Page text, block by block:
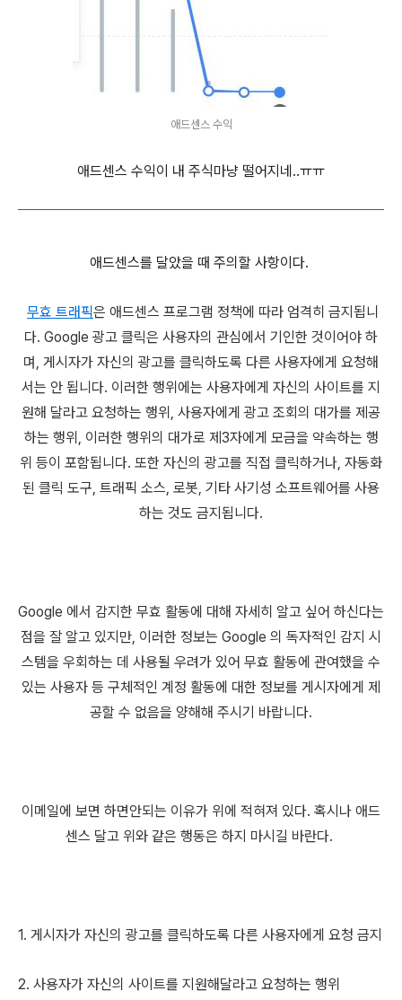
애드센스 수익
애드센스 수익이 내 주식마냥 떨어지네..ㅠㅠ
애드센스를 달았을 때 주의할 사항이다.
무효 트래픽은 애드센스 프로그램 정책에 따라 엄격히 금지됩니
다. Google 광고 클릭은 사용자의 관심에서 기인한 것이어야 하
며, 게시자가 자신의 광고를 클릭하도록 다른 사용자에게 요청해
서는 안 됩니다. 이러한 행위에는 사용자에게 자신의 사이트를 지
원해 달라고 요청하는 행위, 사용자에게 광고 조회의 대가를 제공
하는 행위, 이러한 행위의 대가로 제3자에게 모금을 약속하는 행
위 등이 포함됩니다. 또한 자신의 광고를 직접 클릭하거나, 자동화
된 클릭 도구, 트래픽 소스, 로봇, 기타 사기성 소프트웨어를 사용
하는 것도 금지됩니다.
Google 에서 감지한 무효 활동에 대해 자세히 알고 싶어 하신다는
점을 잘 알고 있지만, 이러한 정보는 Google 의 독자적인 감지 시
스템을 우회하는 데 사용될 우려가 있어 무효 활동에 관여했을 수
있는 사용자 등 구체적인 계정 활동에 대한 정보를 게시자에게 제
공할 수 없음을 양해해 주시기 바랍니다.
이메일에 보면 하면안되는 이유가 위에 적혀져 있다. 혹시나 애드
센스 달고 위와 같은 행동은 하지 마시길 바란다.
1. 게시자가 자신의 광고를 클릭하도록 다른 사용자에게 요청 금지
2. 사용자가 자신의 사이트를 지원해달라고 요청하는 행위